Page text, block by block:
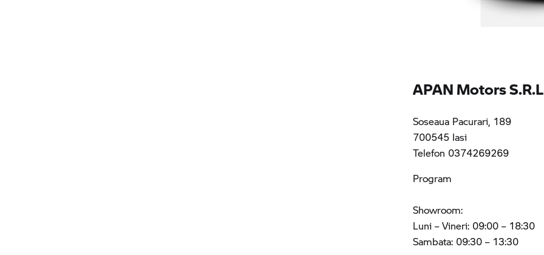
APAN Motors
Soseaua Pacurari, 189
700545 Iasi
Telefon 0374269269
Program
Showroom:
Luni – Vineri: 09:00 – 18:30
Sambata: 09:30 – 13:30